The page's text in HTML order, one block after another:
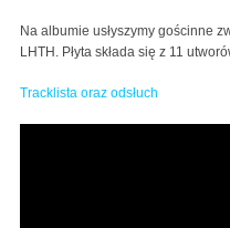
Na albumie usłyszymy gościnne
LHTH. Płyta składa się z 11
Tracklista oraz odsłuch